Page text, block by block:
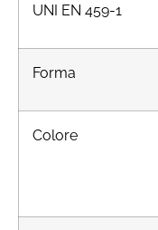
UNI EN 459-1
Forma
Colore